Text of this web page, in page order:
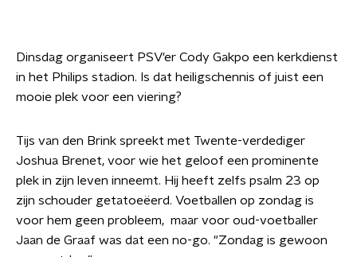
Dinsdag organiseert PSV'er Cody Gakpo een kerkdienst
in het Philips stadion. Is dat heiligschennis of juist een
mooie plek voor een viering?
Tijs van den Brink spreekt met Twente-verdediger
Joshua Brenet, voor wie het geloof een prominente
plek in zijn leven inneemt. Hij heeft zelfs psalm 23 op
zijn schouder getatoeëerd. Voetballen op zondag is
voor hem geen probleem, maar voor oud-voetballer
Jaan de Graaf was dat een no-go. "Zondag is gewoon